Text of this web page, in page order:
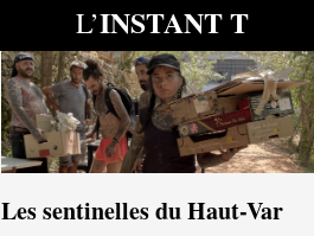
L’INSTANT T
Les sentinelles du Haut-Var